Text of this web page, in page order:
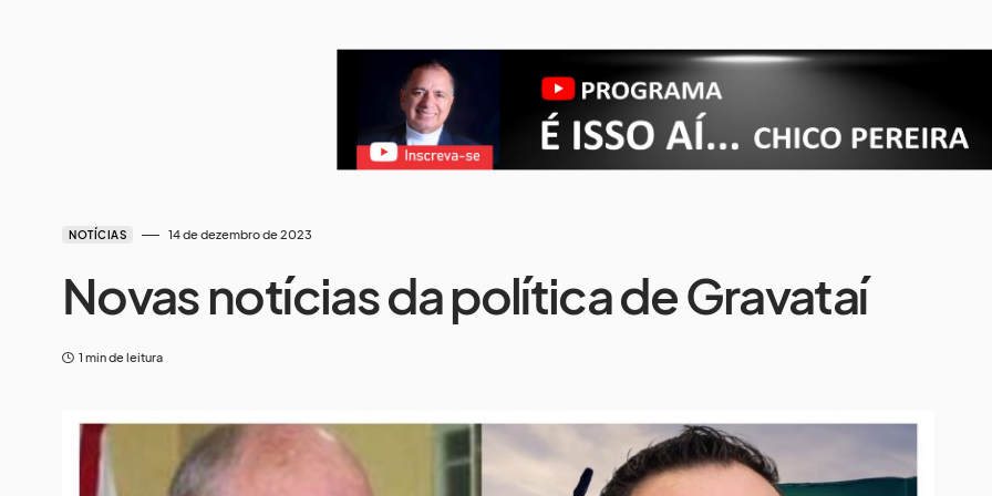
NOTÍCIAS 14 de dezembro de 2023
Novas notícias da política de Gravataí
1 min de leitura